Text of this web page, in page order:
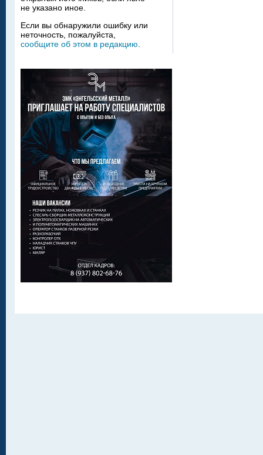
не указано иное.
Если вы обнаружили ошибку или
неточность, пожалуйста,
сообщите об этом в редакцию.